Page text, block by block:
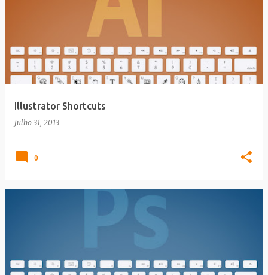
Illustrator Shortcuts
julho 31, 2013
0